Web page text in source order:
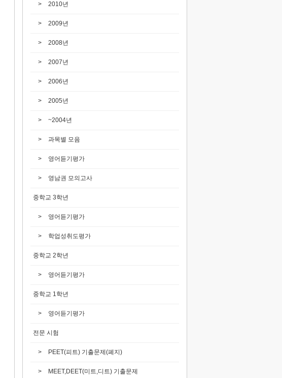
2010년
2009년
2008년
2007년
2006년
2005년
~2004년
과목별 모음
영어듣기평가
영남권 모의고사
중학교 3학년
영어듣기평가
학업성취도평가
중학교 2학년
영어듣기평가
중학교 1학년
영어듣기평가
전문 시험
PEET(피트) 기출문제(폐지)
MEET,DEET(미트,디트) 기출문제